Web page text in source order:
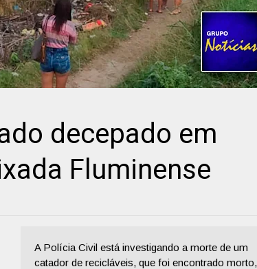
decepado em
Fluminense
A Polícia Civil está investigando a morte de um
catador de recicláveis, que foi encontrado morto,